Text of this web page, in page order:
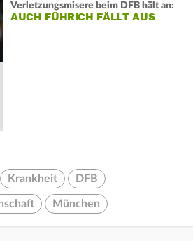
Verletzungsmisere beim DFB hält an:
AUCH FÜHRICH FÄLLT AUS
Krankheit DFB
München